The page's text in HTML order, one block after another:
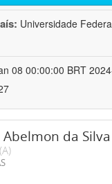
Universidade
08 00:00:00 BRT
Abelmon da